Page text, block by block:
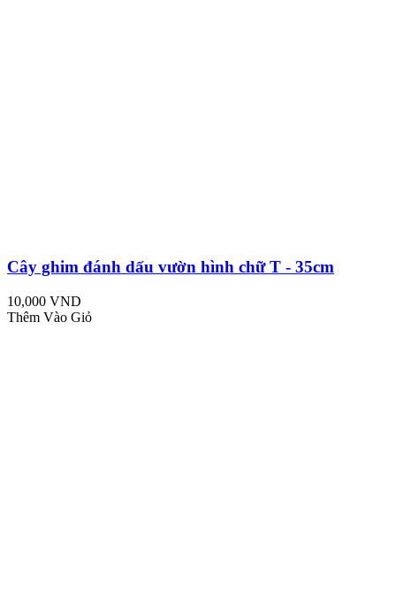
Cây ghim đánh dấu vườn hình chữ T - 35cm
10,000 VND
Thêm Vào Giỏ